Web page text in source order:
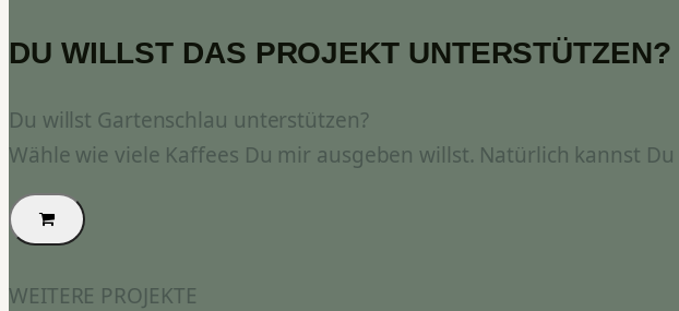
DU WILLST DAS PROJEKT UNTERSTÜTZEN?
Du willst Gartenschlau unterstützen?
Wähle wie viele Kaffees Du mir ausgeben willst. Natürlich kannst
WEITERE PROJEKTE